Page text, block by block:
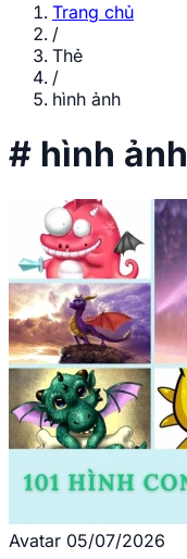
Trang chủ
/
Thẻ
/
hình ảnh
# hình ảnh
Avatar 05/07/2026